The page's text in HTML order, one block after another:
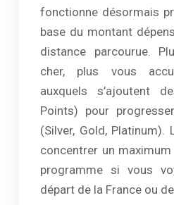
fonctionne désormais
base du montant
distance parcourue.
cher, plus vous
auxquels s’ajoutent
Points) pour
(Silver, Gold, Platinum).
concentrer un
programme si vous
départ de la France ou de